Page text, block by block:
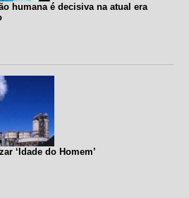
humana é decisiva na atual era
‘Idade do Homem’